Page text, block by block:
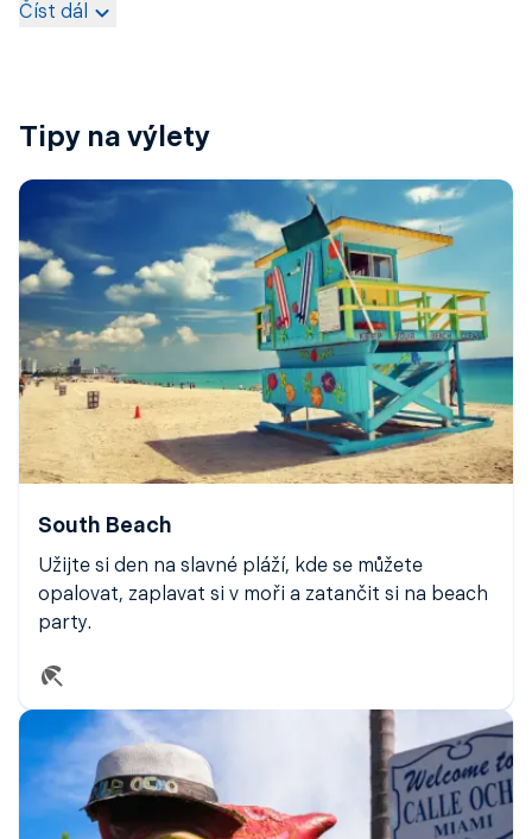
dopravců i cenových možností. Z
Portugal, United Airlines
Airlines
Pro odlet si však můžete zvolit iBudapešť
, odkud do
Swiss Air Lines. Akčníletenky do Miami
můžete často najít také při odletu zNěmecka– z
Berlína
se do města dostanete sAir France,Turkish
Airlines, Lufthansou,Air CanadaneboIberií. Z
Frankfurtupak můžete letět doMiamipřímou linkou s
Lufthansou
United Airlines. Pokud hledáte co
nejvýhodnější spojení, doporučujeme porovnat více
variant – výsledná miami letenkamůže být nejen
cenově příznivá, ale i časově výhodná.
Číst dál
Tipy na výlety
South Beach
Užijte si den na slavné pláží, kde se můžete
opalovat, zaplavat si v moři a zatančit si na beach
party.